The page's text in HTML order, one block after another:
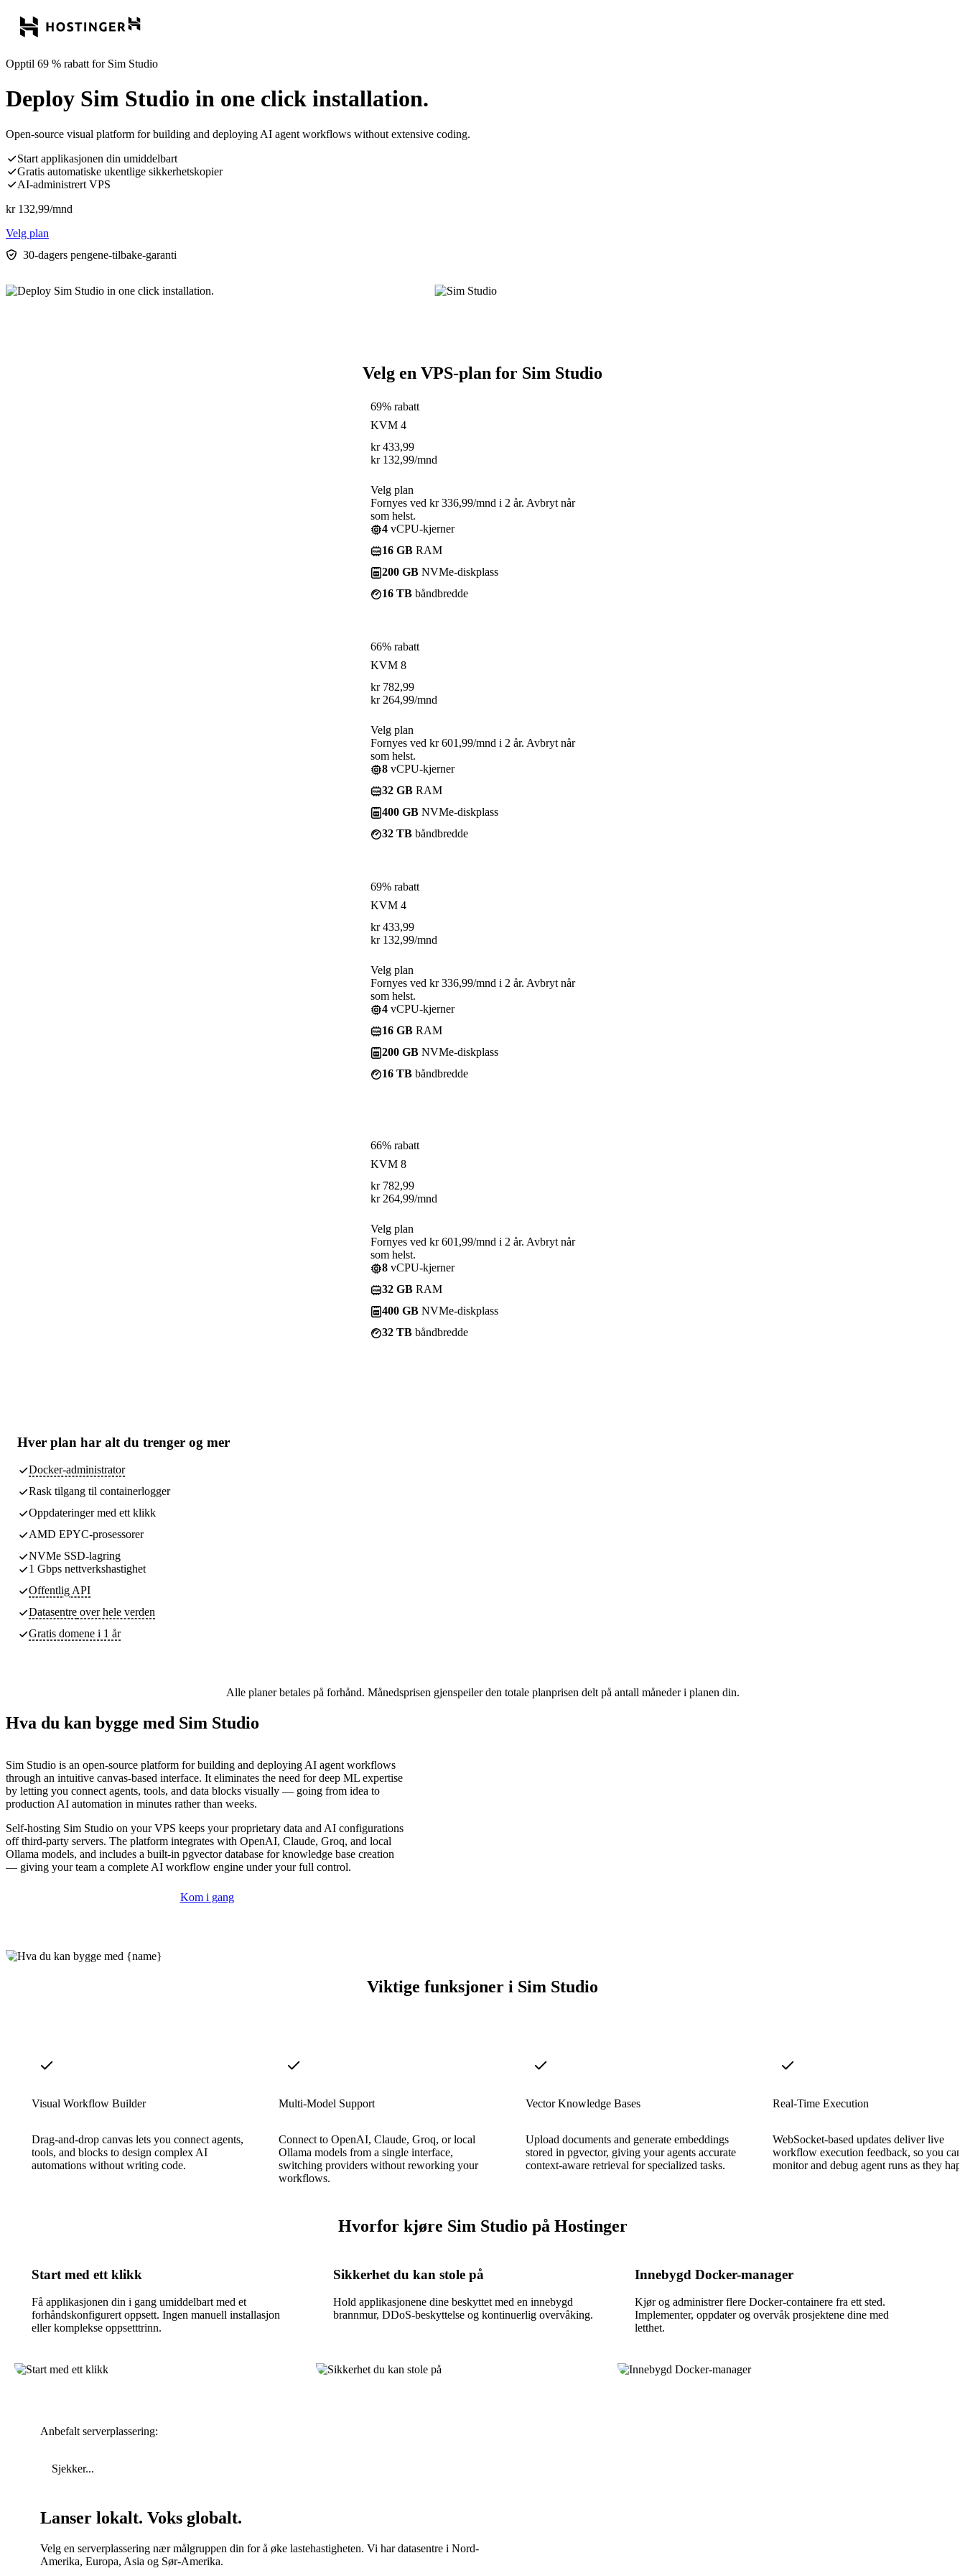
Opptil 69 % rabatt for Sim Studio
Deploy Sim Studio in one click installation.
Open-source visual platform for building and deploying AI agent workflows without extensive coding.
Start applikasjonen din umiddelbart
Gratis automatiske ukentlige sikkerhetskopier
AI-administrert VPS
kr 132,99/mnd
Velg plan
30-dagers pengene-tilbake-garanti
Velg en VPS-plan for Sim Studio
69% rabatt
KVM 4
kr 433,99
kr 132,99/mnd
Velg plan
Fornyes ved kr 336,99/mnd i 2 år. Avbryt når
som helst.
4 vCPU-kjerner
16 GB RAM
200 GB NVMe-diskplass
16 TB båndbredde
66% rabatt
KVM 8
kr 782,99
kr 264,99/mnd
Velg plan
Fornyes ved kr 601,99/mnd i 2 år. Avbryt når
som helst.
8 vCPU-kjerner
32 GB RAM
400 GB NVMe-diskplass
32 TB båndbredde
69% rabatt
KVM 4
kr 433,99
kr 132,99/mnd
Velg plan
Fornyes ved kr 336,99/mnd i 2 år. Avbryt når
som helst.
4 vCPU-kjerner
16 GB RAM
200 GB NVMe-diskplass
16 TB båndbredde
66% rabatt
KVM 8
kr 782,99
kr 264,99/mnd
Velg plan
Fornyes ved kr 601,99/mnd i 2 år. Avbryt når
som helst.
8 vCPU-kjerner
32 GB RAM
400 GB NVMe-diskplass
32 TB båndbredde
Hver plan har alt du trenger og mer
Docker-administrator
Rask tilgang til containerlogger
Oppdateringer med ett klikk
AMD EPYC-prosessorer
NVMe SSD-lagring
1 Gbps nettverkshastighet
Offentlig API
Datasentre over hele verden
Gratis domene i 1 år
Alle planer betales på forhånd. Månedsprisen gjenspeiler den totale planprisen delt på antall måneder i planen din.
Hva du kan bygge med Sim Studio
Sim Studio is an open-source platform for building and deploying AI agent workflows
through an intuitive canvas-based interface. It eliminates the need for deep ML expertise
by letting you connect agents, tools, and data blocks visually — going from idea to
production AI automation in minutes rather than weeks.
Self-hosting Sim Studio on your VPS keeps your proprietary data and AI configurations
off third-party servers. The platform integrates with OpenAI, Claude, Groq, and local
Ollama models, and includes a built-in pgvector database for knowledge base creation
— giving your team a complete AI workflow engine under your full control.
Kom i gang
Viktige funksjoner i Sim Studio
Visual Workflow Builder
Drag-and-drop canvas lets you connect agents,
tools, and blocks to design complex AI
automations without writing code.
Multi-Model Support
Connect to OpenAI, Claude, Groq, or local
Ollama models from a single interface,
switching providers without reworking your
workflows.
Vector Knowledge Bases
Upload documents and generate embeddings
stored in pgvector, giving your agents accurate
context-aware retrieval for specialized tasks.
Real-Time Execution
WebSocket-based updates deliver live
workflow execution feedback, so you can
monitor and debug agent runs as they
Hvorfor kjøre Sim Studio på Hostinger
Start med ett klikk
Få applikasjonen din i gang umiddelbart med et
forhåndskonfigurert oppsett. Ingen manuell installasjon
eller komplekse oppsetttrinn.
Sikkerhet du kan stole på
Hold applikasjonene dine beskyttet med en innebygd
brannmur, DDoS-beskyttelse og kontinuerlig overvåking.
Innebygd Docker-manager
Kjør og administrer flere Docker-containere fra ett sted.
Implementer, oppdater og overvåk prosjektene dine med
letthet.
Anbefalt serverplassering:
Sjekker...
Lanser lokalt. Voks globalt.
Velg en serverplassering nær målgruppen din for å øke lastehastigheten. Vi har datasentre i Nord-
Amerika, Europa, Asia og Sør-Amerika.